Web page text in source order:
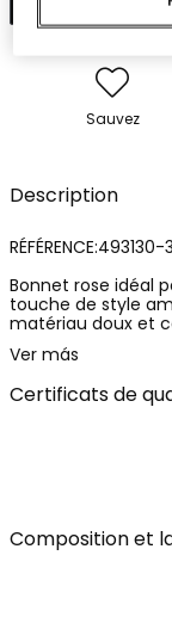
Sauvez
Description
Bonnet rose idéal
touche de style
matériau doux et
en assurant un
à 12 ans (S/48, M/
broderie qui
saisons, ce
Ver más
Certificats de
Composition et